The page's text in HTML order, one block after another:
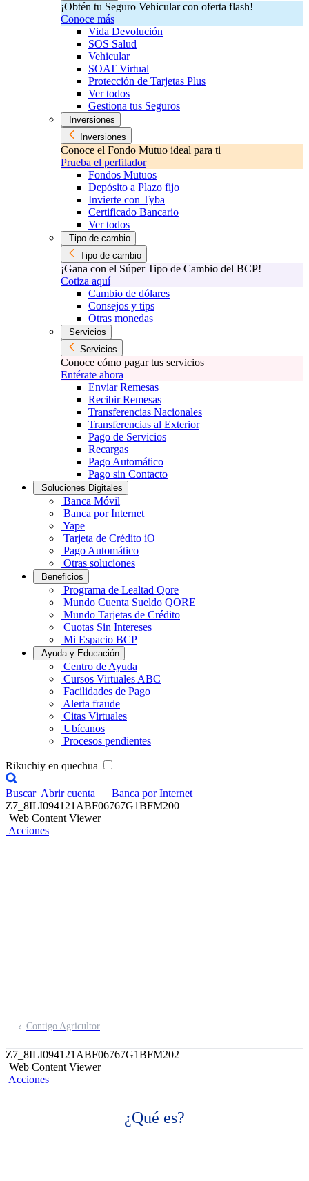
¡Obtén tu Seguro Vehicular con oferta flash!
Conoce más
Vida Devolución
SOS Salud
Vehicular
SOAT Virtual
Protección de Tarjetas Plus
Ver todos
Gestiona tus Seguros
Inversiones
Inversiones
Conoce el Fondo Mutuo ideal para ti
Prueba el perfilador
Fondos Mutuos
Depósito a Plazo fijo
Invierte con Tyba
Certificado Bancario
Ver todos
Tipo de cambio
Tipo de cambio
¡Gana con el Súper Tipo de Cambio del BCP!
Cotiza aquí
Cambio de dólares
Consejos y tips
Otras monedas
Servicios
Servicios
Conoce cómo pagar tus servicios
Entérate ahora
Enviar Remesas
Recibir Remesas
Transferencias Nacionales
Transferencias al Exterior
Pago de Servicios
Recargas
Pago Automático
Pago sin Contacto
Soluciones Digitales
Banca Móvil
Banca por Internet
Yape
Tarjeta de Crédito iO
Pago Automático
Otras soluciones
Beneficios
Programa de Lealtad Qore
Mundo Cuenta Sueldo QORE
Mundo Tarjetas de Crédito
Cuotas Sin Intereses
Mi Espacio BCP
Ayuda y Educación
Centro de Ayuda
Cursos Virtuales ABC
Facilidades de Pago
Alerta fraude
Citas Virtuales
Ubícanos
Procesos pendientes
Rikuchiy en quechua
Buscar Abrir cuenta
Banca por Internet
Z7_8ILI094121ABF06767G1BFM200
Web Content Viewer
Acciones
Contigo Agricultor
Z7_8ILI094121ABF06767G1BFM202
Web Content Viewer
Acciones
¿Qué es?